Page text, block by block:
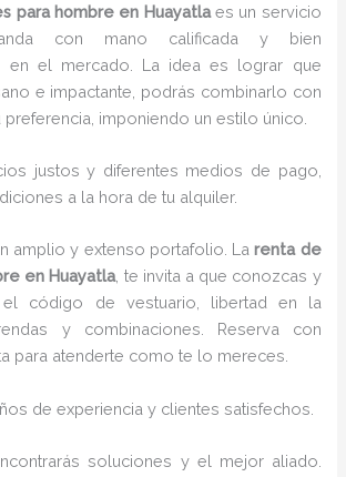
para hombre en Huayatlaes un servicio
con mano calificada y bien
en el mercado. La idea es lograr que
e impactante, podrás combinarlo con
imponiendo un estilo único.
justos y diferentes medios de pago,
a la hora de tu alquiler.
amplio y extenso portafolio. Larenta de
en Huayatla, te invita a que conozcas y
el código de vestuario, libertad en la
y combinaciones. Reserva con
para atenderte como te lo mereces.
de experiencia y clientes satisfechos.
soluciones y el mejor aliado.